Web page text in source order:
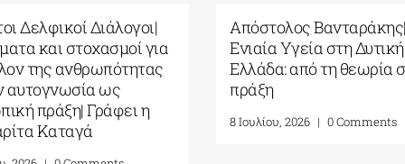
απόλυτη
οι
Ευρωπαϊκό Πολιτιστικό
Κέντρο Δελφών| Δελφική
Ακαδημία Ευρωπαϊκών
Σπουδών| 19-31 Ιουλίου 2026
16 Ιουλίου, 2026 | 0 Comments